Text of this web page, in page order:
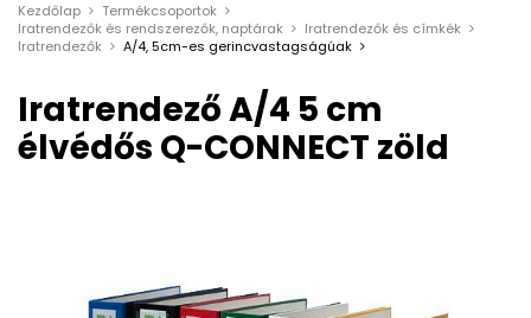
Kezdőlap
Termékcsoportok
Iratrendezők és rendszerezők, naptárak
Iratrendezők és címkék
Iratrendezők
A/4, 5cm-es gerincvastagságúak
Iratrendező A/4 5 cm
élvédős Q-CONNECT zöld